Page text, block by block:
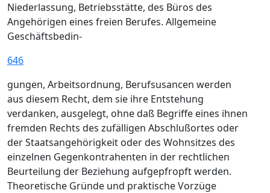
Niederlassung, Betriebsstätte, des Büros des
Angehörigen eines freien Berufes. Allgemeine
Geschäftsbedin-
646
gungen, Arbeitsordnung, Berufsusancen werden
aus diesem Recht, dem sie ihre Entstehung
verdanken, ausgelegt, ohne daß Begriffe eines ihnen
fremden Rechts des zufälligen Abschlußortes oder
der Staatsangehörigkeit oder des Wohnsitzes des
einzelnen Gegenkontrahenten in der rechtlichen
Beurteilung der Beziehung aufgepfropft werden.
Theoretische Gründe und praktische Vorzüge